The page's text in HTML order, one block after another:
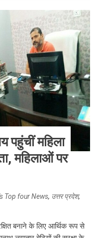
पहुंचीं महिला
महिलाओं पर
Top four News, उत्तर प्रदेश,
बनाने के लिए आर्थिक रूप से